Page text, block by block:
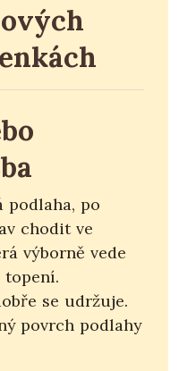
podlaha, po
chodit ve
výborně vede
topení.
se udržuje.
povrch podlahy